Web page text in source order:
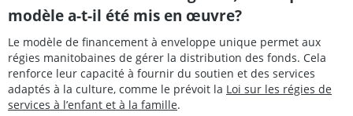
modèle a-t-il été mis en œuvre?
Le modèle de financement à enveloppe unique permet aux
régies manitobaines de gérer la distribution des fonds. Cela
renforce leur capacité à fournir du soutien et des services
adaptés à la culture, comme le prévoit la Loi sur les régies de
services à l’enfant et à la famille.